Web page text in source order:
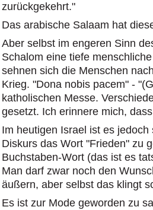
zurückgekehrt."
Das arabische Salaam hat
Aber selbst im engeren Sinn
Schalom eine tiefe
sehnen sich die Menschen
Krieg. "Dona nobis pacem" -
katholischen Messe.
gesetzt. Ich erinnere mich,
Im heutigen Israel ist es
Diskurs das Wort "Frieden" zu
Buchstaben-Wort (das ist es
Man darf zwar noch den
äußern, aber selbst das klingt
Es ist zur Mode geworden zu